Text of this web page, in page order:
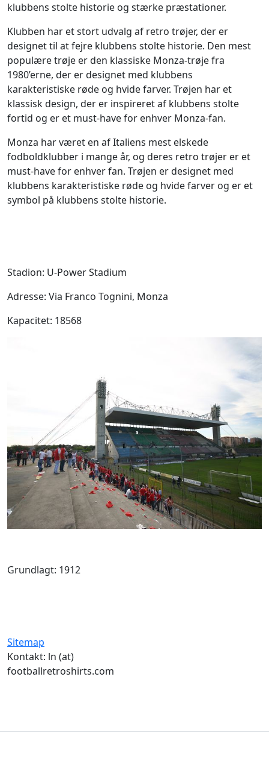
klubbens stolte historie og stærke præstationer.
Klubben har et stort udvalg af retro trøjer, der er
designet til at fejre klubbens stolte historie. Den mest
populære trøje er den klassiske Monza-trøje fra
1980’erne, der er designet med klubbens
karakteristiske røde og hvide farver. Trøjen har et
klassisk design, der er inspireret af klubbens stolte
fortid og er et must-have for enhver Monza-fan.
Monza har været en af Italiens mest elskede
fodboldklubber i mange år, og deres retro trøjer er et
must-have for enhver fan. Trøjen er designet med
klubbens karakteristiske røde og hvide farver og er et
symbol på klubbens stolte historie.
Stadion: U-Power Stadium
Adresse: Via Franco Tognini, Monza
Kapacitet: 18568
Grundlagt: 1912
Sitemap
Kontakt: ln (at)
footballretroshirts.com